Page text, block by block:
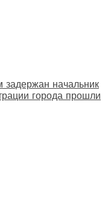
начальник
города прошли